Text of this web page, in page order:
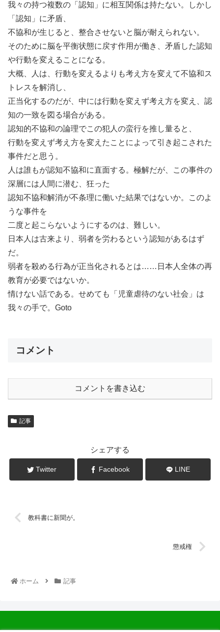
我々の持つ複数の「認知」に相互関係は持たない。しかし
「認知」に矛盾、
不協和が生じると、整合させないと脳が耐えられない。
そのために脳を平衡状態に戻す作用が働き、矛盾した認知
や行動を変えることになる。
大概、人は、行動を変えるよりも考え方を変えて不協和ス
トレスを解消し、
正当化するのだが、中には行動を変えず考え方を変え、認
知の一致を図る場合がある。
認知的不協和の論理でこの犯人の蛮行を推し量ると、
行動を変えず考え方を変えたことによって引き起こされた
事件だと思う。
人は誰もが認知不協和に直面する。極解だが、この事件の
深層には人間に潜む、狂った
認知不協和解消が不条理に働いた結果ではないか。このよ
うな事件を
二度と起こらないようにするのは、難しい。
日本人は古来より、弱者を労わるという認知があるはず
だ。
弱者を殺める行為が正当化されるとは……日本人全体の再
教育が必要ではないか。
情けない話である。せめても「児童虐待のない社会」は
我々の手で。Goto
コメント
コメントを書き込む
記事
シェアする
Twitter Facebook LINE
教科書に新聞が。
懲戒権
ホーム 記事